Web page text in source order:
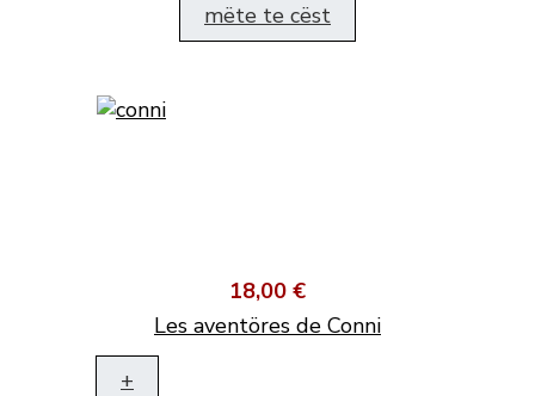
mëte te cëst
18,00 €
Les aventöres de Conni
+